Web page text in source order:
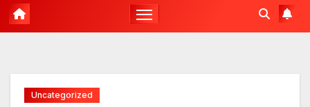
Uncategorized